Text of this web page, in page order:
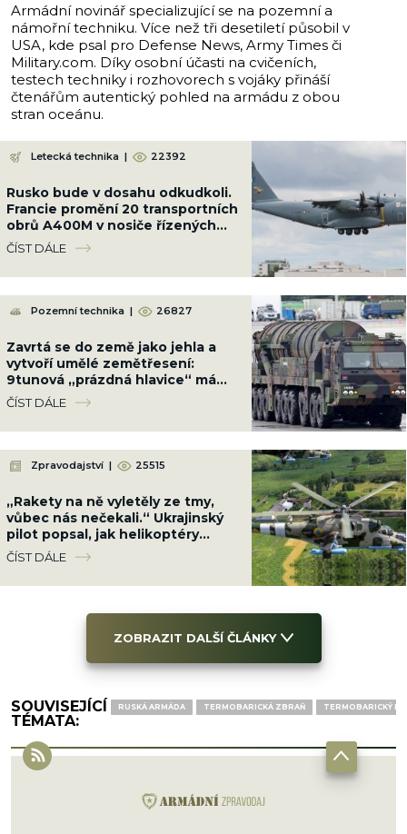
Armádní novinář specializující se na pozemní a
námořní techniku. Více než tři desetiletí působil v
USA, kde psal pro Defense News, Army Times či
Military.com. Díky osobní účasti na cvičeních,
testech techniky i rozhovorech s vojáky přináší
čtenářům autentický pohled na armádu z obou
stran oceánu.
Letecká technika | 22392
Rusko bude v dosahu odkudkoli.
Francie promění 20 transportních
obrů A400M v nosiče řízených
střel s doletem 9 000 km
ČÍST DÁLE
Pozemní technika | 26827
Zavrtá se do země jako jehla a
vytvoří umělé zemětřesení:
9tunová „prázdná hlavice“ má
sílu jako malý jaderný výbuch
ČÍST DÁLE
Zpravodajství | 25515
„Rakety na ně vyletěly ze tmy,
vůbec nás nečekali.“ Ukrajinský
pilot popsal, jak helikoptéry
rozmetaly ruské kolony u Kyjeva
ČÍST DÁLE
ZOBRAZIT DALŠÍ ČLÁNKY
SOUVISEJÍCÍ
TÉMATA:
RUSKÁ ARMÁDA TERMOBARICKÁ ZBRAŇ TERMOBARICKÝ